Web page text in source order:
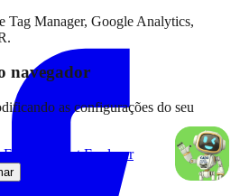
Tag Manager, Google Analytics,
navegador
as configurações do seu
Internet Explorer